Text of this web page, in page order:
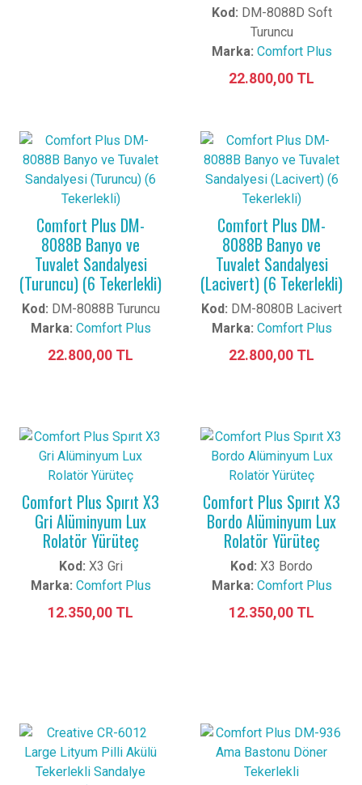
Kod: DM-8088D Soft
Turuncu
Marka: Comfort Plus
22.800,00 TL
Comfort Plus DM-
8088B Banyo ve
Tuvalet Sandalyesi
(Turuncu) (6 Tekerlekli)
Kod: DM-8088B Turuncu
Marka: Comfort Plus
22.800,00 TL
Comfort Plus DM-
8088B Banyo ve
Tuvalet Sandalyesi
(Lacivert) (6 Tekerlekli)
Kod: DM-8080B Lacivert
Marka: Comfort Plus
22.800,00 TL
Comfort Plus Spırıt X3
Gri Alüminyum Lux
Rolatör Yürüteç
Kod: X3 Gri
Marka: Comfort Plus
12.350,00 TL
Comfort Plus Spırıt X3
Bordo Alüminyum Lux
Rolatör Yürüteç
Kod: X3 Bordo
Marka: Comfort Plus
12.350,00 TL